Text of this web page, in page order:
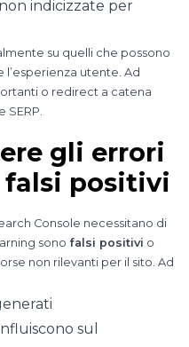
indicizzate per
su quelli che possono
utente. Ad
o redirect a catena
SERP.
gli errori
positivi
Console necessitano di
sono falsi positivi o
non rilevanti per il sito. Ad
sul